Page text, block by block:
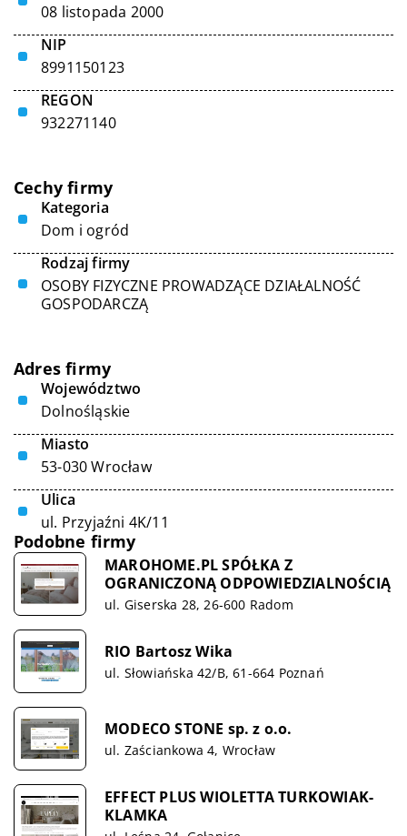
08 listopada 2000
NIP
8991150123
REGON
932271140
Cechy firmy
Kategoria
Dom i ogród
Rodzaj firmy
OSOBY FIZYCZNE PROWADZĄCE DZIAŁALNOŚĆ
GOSPODARCZĄ
Adres firmy
Województwo
Dolnośląskie
Miasto
53-030 Wrocław
Ulica
ul. Przyjaźni 4K/11
Podobne firmy
MAROHOME.PL SPÓŁKA Z
OGRANICZONĄ ODPOWIEDZIALNOŚCIĄ
ul. Giserska 28, 26-600 Radom
RIO Bartosz Wika
ul. Słowiańska 42/B, 61-664 Poznań
MODECO STONE sp. z o.o.
ul. Zaściankowa 4, Wrocław
EFFECT PLUS WIOLETTA TURKOWIAK-
KLAMKA